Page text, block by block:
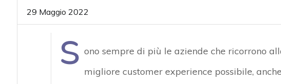
29 Maggio 2022
S ono sempre di più le aziende che ricorrono
migliore customer experience possibile,